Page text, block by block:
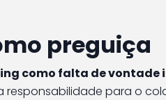
preguiça
como falta de
responsabilidade para o